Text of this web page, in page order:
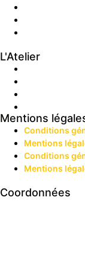
L'Atelier
Mentions
Conditions
Mentions
Conditions
Mentions
Coordonnées